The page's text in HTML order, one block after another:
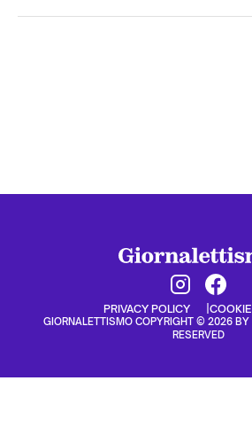
PRIVACY POLICY
GIORNALETTISMO COPYRIGHT © 2026 BY
RESERVED